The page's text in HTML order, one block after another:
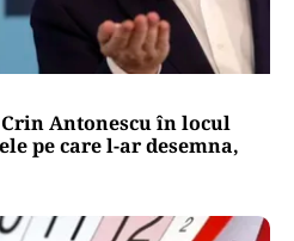
Antonescu în locul
pe care l-ar desemna,